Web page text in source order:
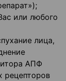
или любого
лица,
АПФ
рецепторов